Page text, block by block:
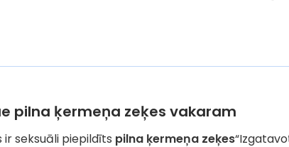
pilna ķermeņa zeķes vakaram
ir seksuāli piepildīts pilna ķermeņa zeķes